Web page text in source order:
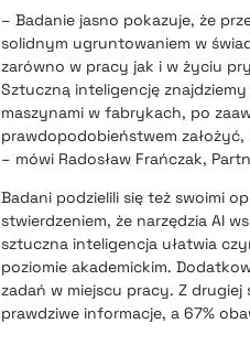
– Badanie jasno pokazuje, że
solidnym ugruntowaniem w
zarówno w pracy jak i w życiu
Sztuczną inteligencję
maszynami w fabrykach, po
prawdopodobieństwem założyć,
– mówi Radosław Frańczak,
Badani podzielili się też swoimi
stwierdzeniem, że narzędzia AI
sztuczna inteligencja ułatwia
poziomie akademickim.
zadań w miejscu pracy. Z drugiej
prawdziwe informacje, a 67%